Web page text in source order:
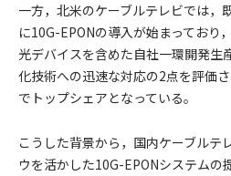
一方，北米のケーブルテレビでは，
に10G-EPONの導入が始まっており
光デバイスを含めた自社一環開発生
化技術への迅速な対応の2点を評価
でトップシェアとなっている。
こうした背景から，国内ケーブルテ
ウを活かした10G-EPONシステムの